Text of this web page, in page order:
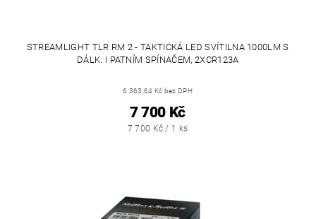
STREAMLIGHT TLR RM 2 - TAKTICKÁ LED SVÍTILNA 1000LM S
DÁLK. I PATNÍM SPÍNAČEM, 2XCR123A
6 363,64 Kč bez DPH
7 700 Kč
7 700 Kč / 1 ks